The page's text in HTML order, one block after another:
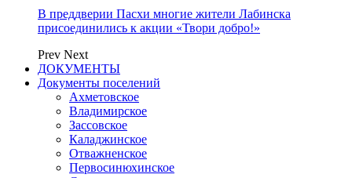
В преддверии Пасхи многие жители Лабинска
присоединились к акции «Твори добро!»
Prev Next
ДОКУМЕНТЫ
Документы поселений
Ахметовское
Владимирское
Зассовское
Каладжинское
Отважненское
Первосинюхинское